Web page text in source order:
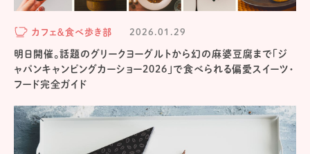
カフェ＆食べ歩き部 2026.01.29
明日開催。話題のグリークヨーグルトから幻の麻婆豆腐まで「ジ
ャパンキャンピングカーショー2026」で食べられる偏愛スイーツ・
フード完全ガイド